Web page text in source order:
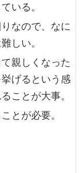
ている。
なので、なに
しい。
親しくなった
げるという感
ことが大事。
とが必要。